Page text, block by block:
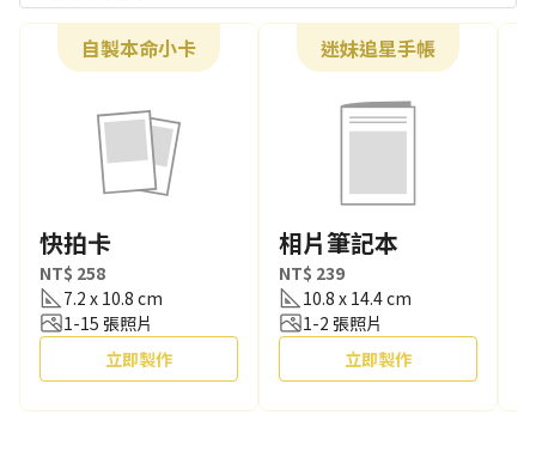
自製本命小卡
快拍卡
NT$ 258
7.2 x 10.8 cm
1-15 張照片
立即製作
迷妹追星手帳
相片筆記本
NT$ 239
10.8 x 14.4 cm
1-2 張照片
立即製作